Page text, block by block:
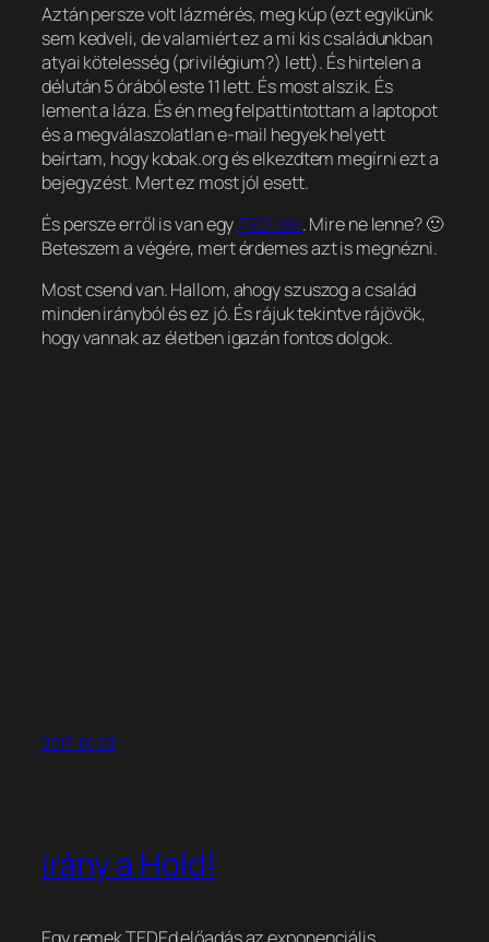
Aztán persze volt lázmérés, meg kúp (ezt egyikünk
sem kedveli, de valamiért ez a mi kis családunkban
atyai kötelesség (privilégium?) lett). És hirtelen a
délután 5 órából este 11 lett. És most alszik. És
lement a láza. És én meg felpattintottam a laptopot
és a megválaszolatlan e-mail hegyek helyett
beírtam, hogy kobak.org és elkezdtem megírni ezt a
bejegyzést. Mert ez most jól esett.
És persze erről is van egyTED talk. Mire ne lenne? 🙂
Beteszem a végére, mert érdemes azt is megnézni.
Most csend van. Hallom, ahogy szuszog a család
minden irányból és ez jó. És rájuk tekintve rájövök,
hogy vannak az életben igazán fontos dolgok.
2017-01-03
irány a Hold!